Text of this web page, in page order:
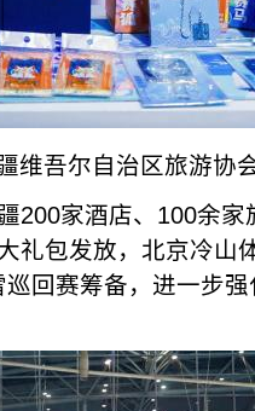
维吾尔自治区旅游协
200家酒店、100余
礼包发放，北京冷山
回赛筹备，进一步